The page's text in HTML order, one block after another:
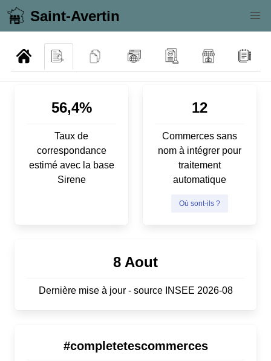
Saint-Avertin
56,4%
Taux de
correspondance
estimé avec la base
Sirene
12
Commerces sans
nom à intégrer pour
traitement
automatique
Où sont-ils ?
8 Aout
Dernière mise à jour - source INSEE 2026-08
#completetescommerces